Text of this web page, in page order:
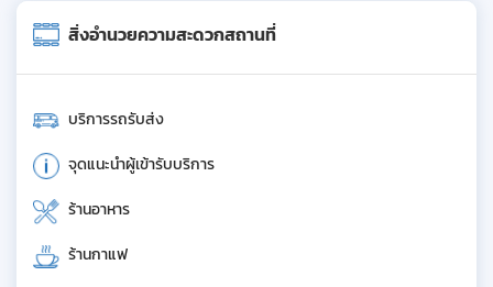
สิ่งอำนวยความสะดวกสถานที่
บริการรถรับส่ง
จุดแนะนำผู้เข้ารับบริการ
ร้านอาหาร
ร้านกาแฟ